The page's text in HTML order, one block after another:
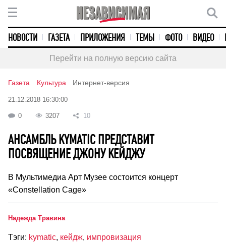
НОВОСТИ ГАЗЕТА ПРИЛОЖЕНИЯ ТЕМЫ ФОТО ВИДЕО
Перейти на полную версию сайта
Газета Культура Интернет-версия
21.12.2018 16:30:00
0 3207 10
АНСАМБЛЬ KYMATIC ПРЕДСТАВИТ
ПОСВЯЩЕНИЕ ДЖОНУ КЕЙДЖУ
В Мультимедиа Арт Музее состоится концерт
«Constellation Cage»
Надежда Травина
Тэги: kymatic, кейдж, импровизация